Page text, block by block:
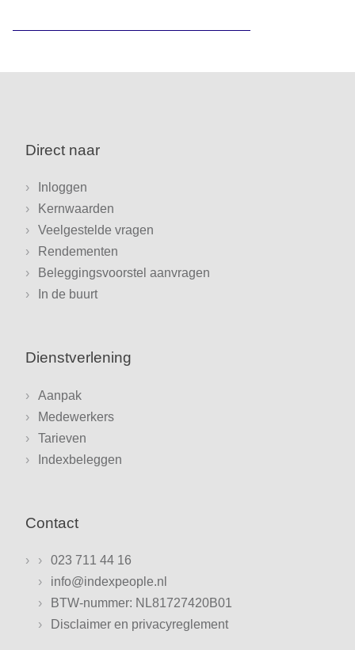
Direct naar
Inloggen
Kernwaarden
Veelgestelde vragen
Rendementen
Beleggingsvoorstel aanvragen
In de buurt
Dienstverlening
Aanpak
Medewerkers
Tarieven
Indexbeleggen
Contact
023 711 44 16
info@indexpeople.nl
BTW-nummer: NL81727420B01
Disclaimer en privacyreglement